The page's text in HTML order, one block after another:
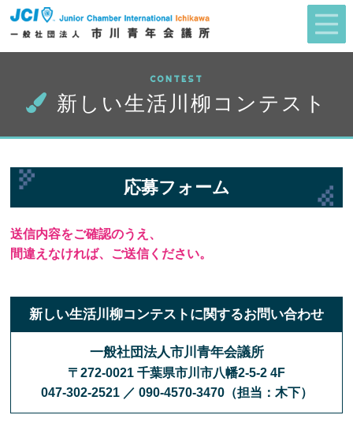
CONTEST
新しい生活川柳コンテスト
応募フォーム
送信内容をご確認のうえ、
間違えなければ、ご送信ください。
新しい生活川柳コンテストに関するお問い合わせ
一般社団法人市川青年会議所
〒272-0021 千葉県市川市八幡2-5-2 4F
047-302-2521 ／ 090-4570-3470（担当：木下）